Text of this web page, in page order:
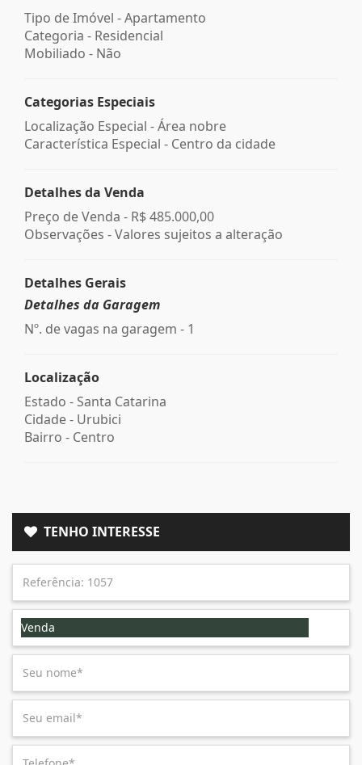
Tipo de Imóvel - Apartamento
Categoria - Residencial
Mobiliado - Não
Categorias Especiais
Localização Especial - Área nobre
Característica Especial - Centro da cidade
Detalhes da Venda
Preço de Venda - R$ 485.000,00
Observações - Valores sujeitos a alteração
Detalhes Gerais
Detalhes da Garagem
Nº. de vagas na garagem - 1
Localização
Estado - Santa Catarina
Cidade - Urubici
Bairro - Centro
TENHO INTERESSE
Venda